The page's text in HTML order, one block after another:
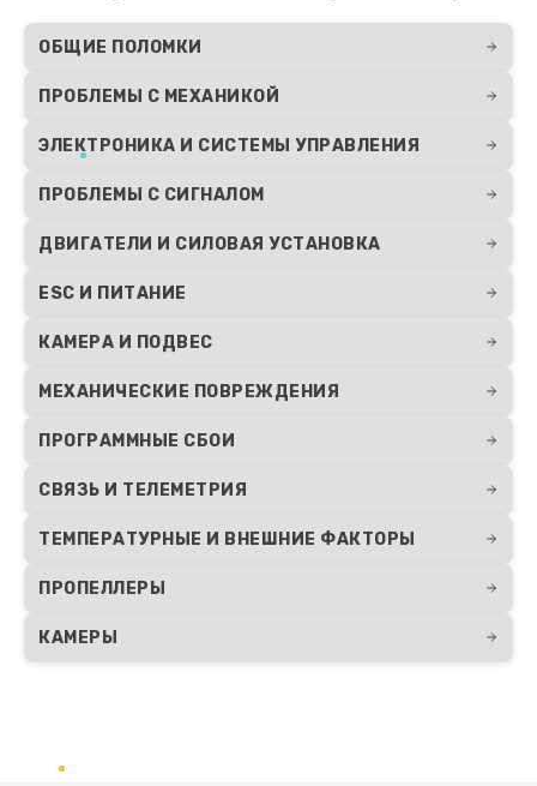
ОБЩИЕ ПОЛОМКИ
ПРОБЛЕМЫ С МЕХАНИКОЙ
ЭЛЕКТРОНИКА И СИСТЕМЫ УПРАВЛЕНИЯ
ПРОБЛЕМЫ С СИГНАЛОМ
ДВИГАТЕЛИ И СИЛОВАЯ УСТАНОВКА
ESC И ПИТАНИЕ
КАМЕРА И ПОДВЕС
МЕХАНИЧЕСКИЕ ПОВРЕЖДЕНИЯ
ПРОГРАММНЫЕ СБОИ
СВЯЗЬ И ТЕЛЕМЕТРИЯ
ТЕМПЕРАТУРНЫЕ И ВНЕШНИЕ ФАКТОРЫ
ПРОПЕЛЛЕРЫ
КАМЕРЫ